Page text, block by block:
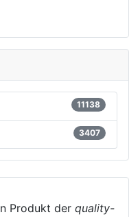
11138
3407
Produkt der quality-